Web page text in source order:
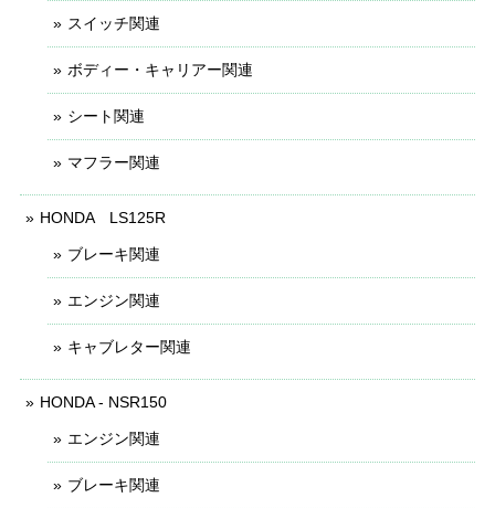
スイッチ関連
ボディー・キャリアー関連
シート関連
マフラー関連
HONDA LS125R
ブレーキ関連
エンジン関連
キャブレター関連
HONDA - NSR150
エンジン関連
ブレーキ関連